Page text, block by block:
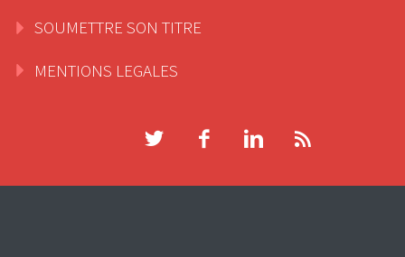
SOUMETTRE SON TITRE
MENTIONS LEGALES